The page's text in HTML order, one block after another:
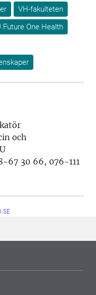
VH-fakulteten
Future One Health
och
67 30 66, 076-111